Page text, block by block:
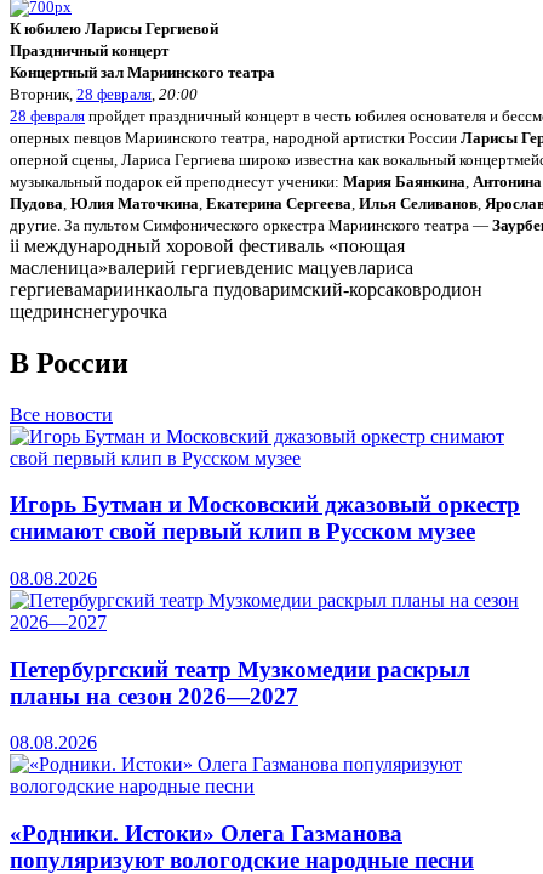
К юбилею Ларисы Гергиевой
Праздничный концерт
Концертный зал Мариинского театра
Вторник, 28 февраля 20:00
28 февраля пройдет праздничный концерт в честь юбилея основателя и
оперных певцов Мариинского театра, народной артистки России Ларисы
оперной сцены, Лариса Гергиева широко известна как вокальный
музыкальный подарок ей преподнесут ученики: Мария Баянкина
Пудова Юлия Маточкина Екатерина Сергеева Илья Селиванов
другие. За пультом Симфонического оркестра Мариинского театра —
ii международный хоровой фестиваль «поющая
масленица»валерий гергиевденис мацуевлариса
гергиевамариинкаольга пудоваримский-корсаковродион
щедринснегурочка
В России
Все новости
Игорь Бутман и Московский джазовый оркестр
снимают свой первый клип в Русском музее
08.08.2026
Петербургский театр Музкомедии раскрыл
планы на сезон 2026—2027
08.08.2026
«Родники. Истоки» Олега Газманова
популяризуют вологодские народные песни